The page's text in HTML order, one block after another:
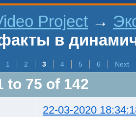
Project →
в
1 2 3 4 5 6 Next
to 75 of 142
22-03-2020